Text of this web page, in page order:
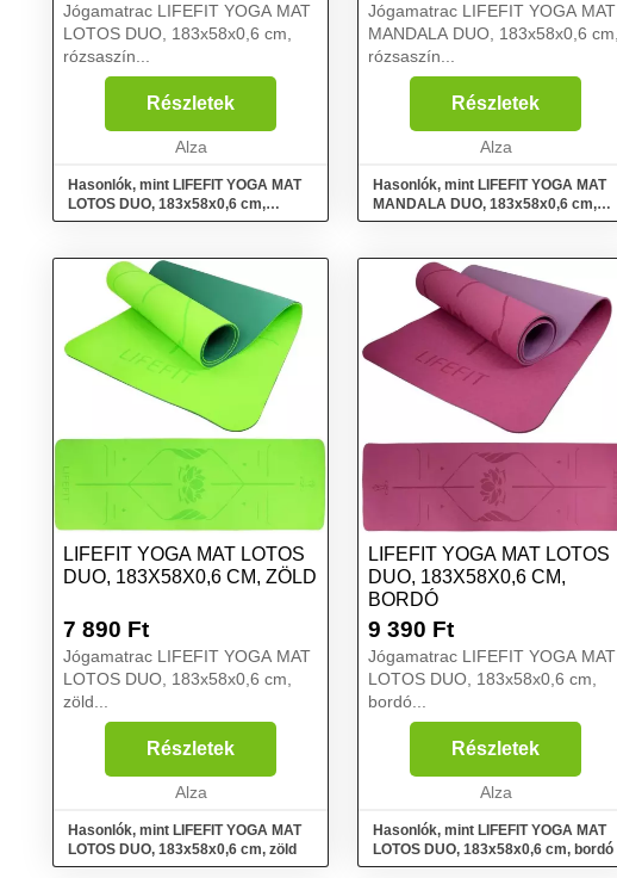
Jógamatrac LIFEFIT YOGA MAT
LOTOS DUO, 183x58x0,6 cm,
rózsaszín...
Részletek
Alza
Hasonlók, mint LIFEFIT YOGA MAT
LOTOS DUO, 183x58x0,6 cm,
rózsaszín
Jógamatrac LIFEFIT YOGA MAT
MANDALA DUO, 183x58x0,6 cm,
rózsaszín...
Részletek
Alza
Hasonlók, mint LIFEFIT YOGA MAT
MANDALA DUO, 183x58x0,6 cm,
rózsaszín
LIFEFIT YOGA MAT LOTOS
DUO, 183X58X0,6 CM, ZÖLD
7 890 Ft
Jógamatrac LIFEFIT YOGA MAT
LOTOS DUO, 183x58x0,6 cm,
zöld...
Részletek
Alza
Hasonlók, mint LIFEFIT YOGA MAT
LOTOS DUO, 183x58x0,6 cm, zöld
LIFEFIT YOGA MAT LOTOS
DUO, 183X58X0,6 CM,
BORDÓ
9 390 Ft
Jógamatrac LIFEFIT YOGA MAT
LOTOS DUO, 183x58x0,6 cm,
bordó...
Részletek
Alza
Hasonlók, mint LIFEFIT YOGA MAT
LOTOS DUO, 183x58x0,6 cm, bordó